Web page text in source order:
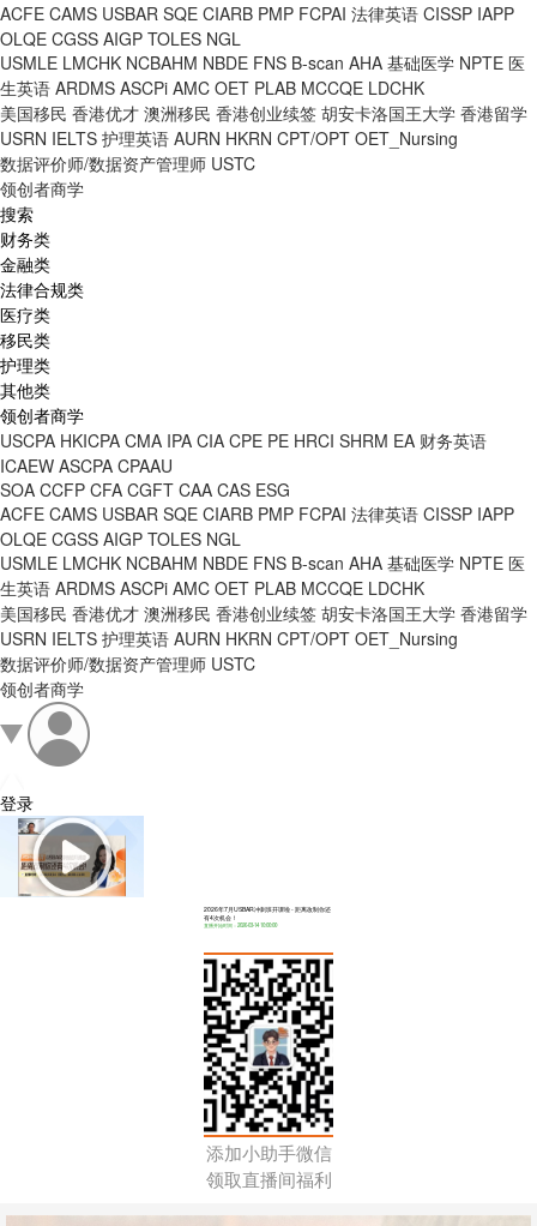
ACFE CAMS USBAR SQE CIARB PMP FCPAI 法律英语 CISSP IAPP
OLQE CGSS AIGP TOLES NGL
USMLE LMCHK NCBAHM NBDE FNS B-scan AHA 基础医学 NPTE 医
生英语 ARDMS ASCPi AMC OET PLAB MCCQE LDCHK
美国移民 香港优才 澳洲移民 香港创业续签 胡安卡洛国王大学 香港留学
USRN IELTS 护理英语 AURN HKRN CPT/OPT OET_Nursing
数据评价师/数据资产管理师 USTC
领创者商学
搜索
财务类
金融类
法律合规类
医疗类
移民类
护理类
其他类
领创者商学
USCPA HKICPA CMA IPA CIA CPE PE HRCI SHRM EA 财务英语
ICAEW ASCPA CPAAU
SOA CCFP CFA CGFT CAA CAS ESG
ACFE CAMS USBAR SQE CIARB PMP FCPAI 法律英语 CISSP IAPP
OLQE CGSS AIGP TOLES NGL
USMLE LMCHK NCBAHM NBDE FNS B-scan AHA 基础医学 NPTE 医
生英语 ARDMS ASCPi AMC OET PLAB MCCQE LDCHK
美国移民 香港优才 澳洲移民 香港创业续签 胡安卡洛国王大学 香港留学
USRN IELTS 护理英语 AURN HKRN CPT/OPT OET_Nursing
数据评价师/数据资产管理师 USTC
领创者商学
登录
2026年7月USBAR冲刺班开课啦 - 距离改制你还
有4次机会！
直播开始时间：2026-03-14 10:00:00
添加小助手微信
领取直播间福利